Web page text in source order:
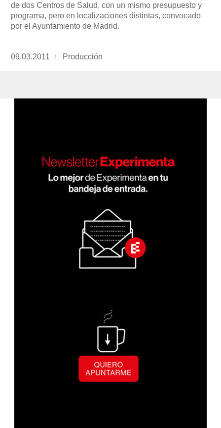
de dos Centros de Salud, con un mismo presupuesto y
programa, pero en localizaciones distintas, convocado
por el Ayuntamiento de Madrid.
Publicado
09.03.2011 https://www.experimenta.es/author/
Producción